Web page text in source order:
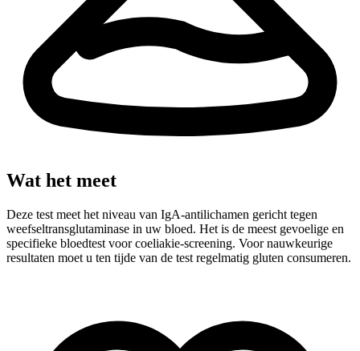
Wat het meet
Deze test meet het niveau van IgA-antilichamen gericht tegen
weefseltransglutaminase in uw bloed. Het is de meest gevoelige en
specifieke bloedtest voor coeliakie-screening. Voor nauwkeurige
resultaten moet u ten tijde van de test regelmatig gluten consumeren.